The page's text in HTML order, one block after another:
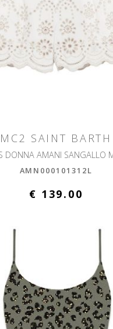
MC2 SAINT BARTH
AMN000101312L
€ 139.00